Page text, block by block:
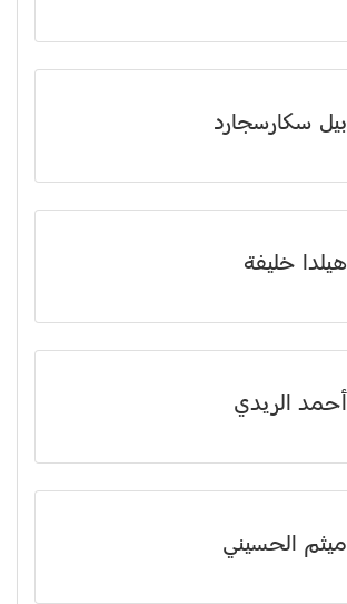
بيل سكارسجارد
هيلدا خليفة
أحمد الريدي
ميثم الحسيني